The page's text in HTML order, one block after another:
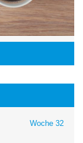
Woche 32